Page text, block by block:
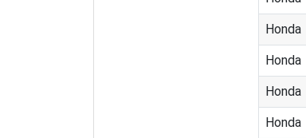
Honda
Honda
Honda
Honda